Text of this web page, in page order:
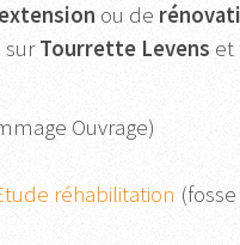
extension ou de
surTourrette Levens et
Ouvrage)
réhabilitation